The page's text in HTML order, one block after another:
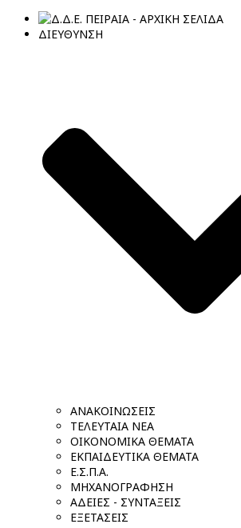
ΔΙΕΥΘΥΝΣΗ
ΑΝΑΚΟΙΝΩΣΕΙΣ
ΤΕΛΕΥΤΑΙΑ ΝΕΑ
ΟΙΚΟΝΟΜΙΚΑ ΘΕΜΑΤΑ
ΕΚΠΑΙΔΕΥΤΙΚΑ ΘΕΜΑΤΑ
Ε.Σ.Π.Α.
ΜΗΧΑΝΟΓΡΑΦΗΣΗ
ΑΔΕΙΕΣ - ΣΥΝΤΑΞΕΙΣ
ΕΞΕΤΑΣΕΙΣ